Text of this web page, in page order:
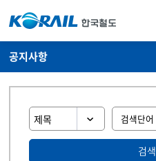
공지사항
검색